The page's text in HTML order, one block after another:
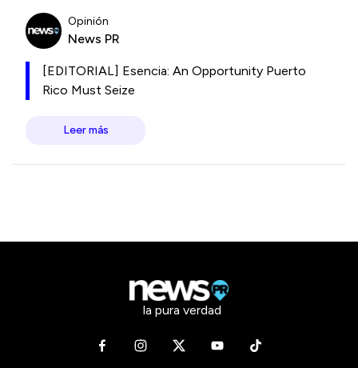
Opinión
News PR
[EDITORIAL] Esencia: An Opportunity Puerto
Rico Must Seize
Leer más
la pura verdad